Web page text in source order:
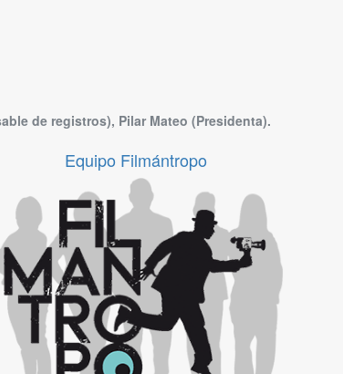
de registros), Pilar Mateo (Presidenta).
Equipo Filmántropo
Equipo Filmántropo